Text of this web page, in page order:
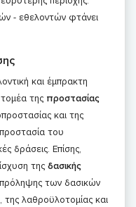
- εθελοντών φτάνει
και έμπρακτη
της προστασίας
και της
του
δράσεις. Επίσης,
της δασικής
των δασικών
λαθροϋλοτομίας και